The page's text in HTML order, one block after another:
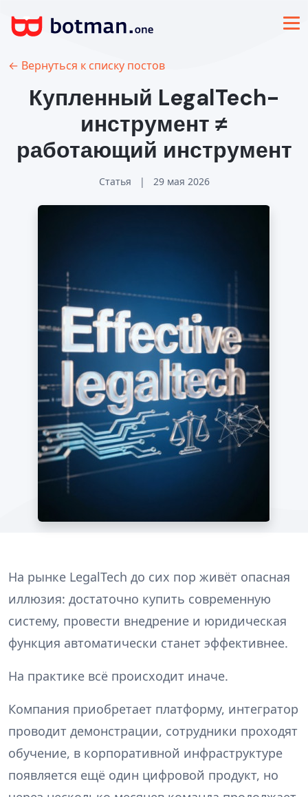
← Вернуться к списку постов
Купленный LegalTech-
инструмент ≠
работающий инструмент
Статья | 29 мая 2026
На рынке LegalTech до сих пор живёт опасная
иллюзия: достаточно купить современную
систему, провести внедрение и юридическая
функция автоматически станет эффективнее.
На практике всё происходит иначе.
Компания приобретает платформу, интегратор
проводит демонстрации, сотрудники проходят
обучение, в корпоративной инфраструктуре
появляется ещё один цифровой продукт, но